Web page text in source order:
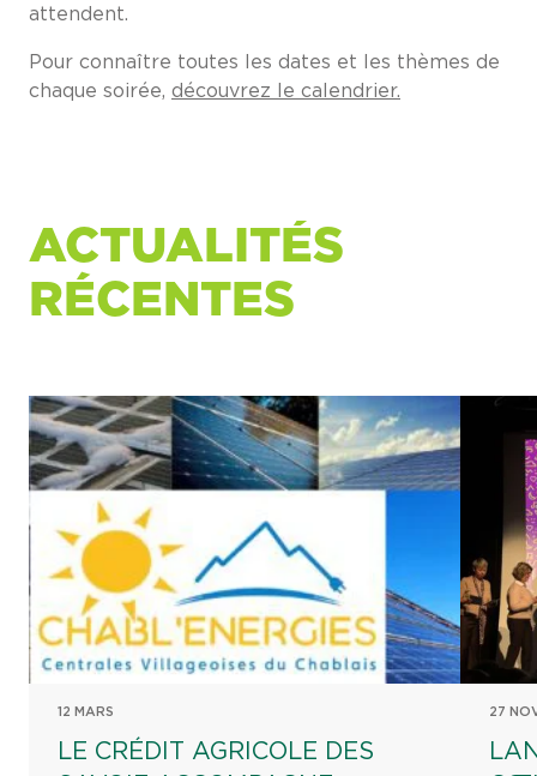
attendent.
Pour connaître toutes les dates et les thèmes de
chaque soirée, découvrez le calendrier.
ACTUALITÉS
RÉCENTES
12 MARS
LE CRÉDIT AGRICOLE DES
27